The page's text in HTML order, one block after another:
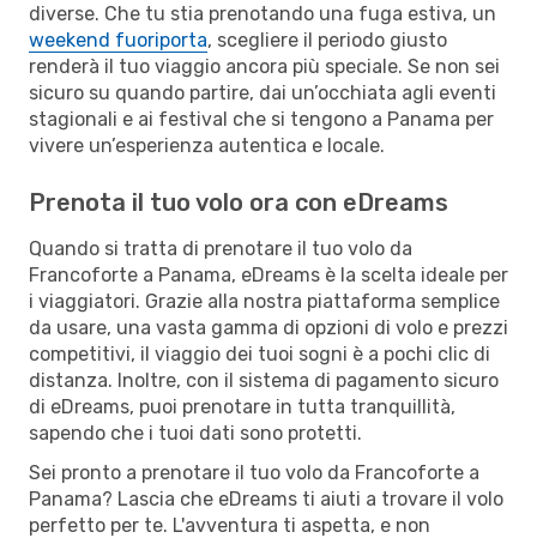
diverse. Che tu stia prenotando una fuga estiva, un
weekend fuoriporta, scegliere il periodo giusto
renderà il tuo viaggio ancora più speciale. Se non sei
sicuro su quando partire, dai un’occhiata agli eventi
stagionali e ai festival che si tengono a Panama per
vivere un’esperienza autentica e locale.
Prenota il tuo volo ora con eDreams
Quando si tratta di prenotare il tuo volo da
Francoforte a Panama, eDreams è la scelta ideale per
i viaggiatori. Grazie alla nostra piattaforma semplice
da usare, una vasta gamma di opzioni di volo e prezzi
competitivi, il viaggio dei tuoi sogni è a pochi clic di
distanza. Inoltre, con il sistema di pagamento sicuro
di eDreams, puoi prenotare in tutta tranquillità,
sapendo che i tuoi dati sono protetti.
Sei pronto a prenotare il tuo volo da Francoforte a
Panama? Lascia che eDreams ti aiuti a trovare il volo
perfetto per te. L'avventura ti aspetta, e non